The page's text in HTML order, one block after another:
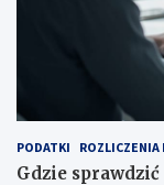
PODATKI ROZLICZENIA
Gdzie